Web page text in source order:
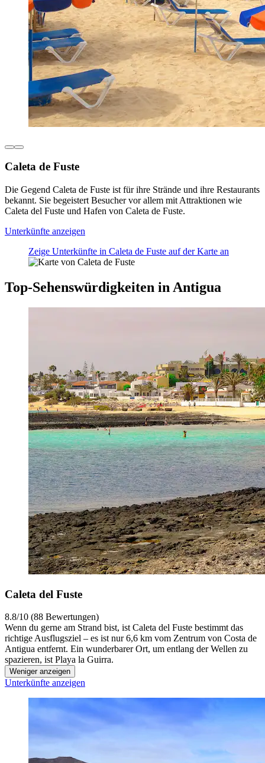
Caleta de Fuste
Die Gegend Caleta de Fuste ist für ihre Strände und ihre Restaurants
bekannt. Sie begeistert Besucher vor allem mit Attraktionen wie
Caleta del Fuste und Hafen von Caleta de Fuste.
Unterkünfte anzeigen
Zeige Unterkünfte in Caleta de Fuste auf der Karte an
Top-Sehenswürdigkeiten in Antigua
Caleta del Fuste
8.8/10 (88 Bewertungen)
Wenn du gerne am Strand bist, ist Caleta del Fuste bestimmt das
richtige Ausflugsziel – es ist nur 6,6 km vom Zentrum von Costa de
Antigua entfernt. Ein wunderbarer Ort, um entlang der Wellen zu
spazieren, ist Playa la Guirra.
Weniger anzeigen
Unterkünfte anzeigen